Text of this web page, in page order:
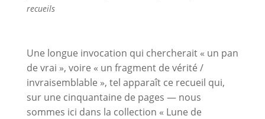
recueils
Une longue invocation qui chercherait « un pan
de vrai », voire « un fragment de vérité /
invraisemblable », tel apparaît ce recueil qui,
sur une cinquantaine de pages — nous
sommes ici dans la collection « Lune de